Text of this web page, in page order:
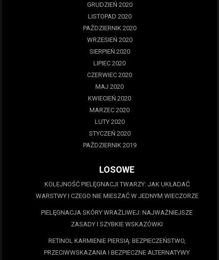
GRUDZIEŃ 2020
LISTOPAD 2020
PAŹDZIERNIK 2020
WRZESIEŃ 2020
SIERPIEŃ 2020
LIPIEC 2020
CZERWIEC 2020
MAJ 2020
KWIECIEŃ 2020
MARZEC 2020
LUTY 2020
STYCZEŃ 2020
PAŹDZIERNIK 2019
LOSOWE
KOLEJNOŚĆ PIELĘGNACJI TWARZY: JAK UKŁADAĆ
WARSTWY I CZEGO NIE MIESZAĆ W JEDNYM WIECZORZE
PIELĘGNACJA SKÓRY WRAŻLIWEJ: NAJWAŻNIEJSZE
ZASADY I SZYBKIE WSKAZÓWKI
RETINOL KARMIENIE PIERSIĄ: BEZPIECZEŃSTWO,
PRZECIWWSKAZANIA I BEZPIECZNE ALTERNATYWY